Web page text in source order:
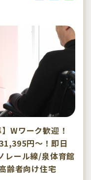
Wワーク歓迎！
円～！即日
レール線/泉体育館
齢者向け住宅